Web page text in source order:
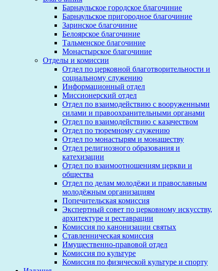
Барнаульское городское благочиние
Барнаульское пригородное благочиние
Заринское благочиние
Белоярское благочиние
Тальменское благочиние
Монастырское благочиние
Отделы и комиссии
Отдел по церковной благотворительности и
социальному служению
Информационный отдел
Миссионерский отдел
Отдел по взаимодействию с вооруженными
силами и правоохранительными органами
Отдел по взаимодействию с казачеством
Отдел по тюремному служению
Отдел по монастырям и монашеству
Отдел религиозного образования и
катехизации
Отдел по взаимоотношениям церкви и
общества
Отдел по делам молодёжи и православным
молодёжным организациям
Попечительская комиссия
Экспертный совет по церковному искусству,
архитектуре и реставрации
Комиссия по канонизации святых
Ставленническая комиссия
Имущественно-правовой отдел
Комиссия по культуре
Комиссия по физической культуре и спорту